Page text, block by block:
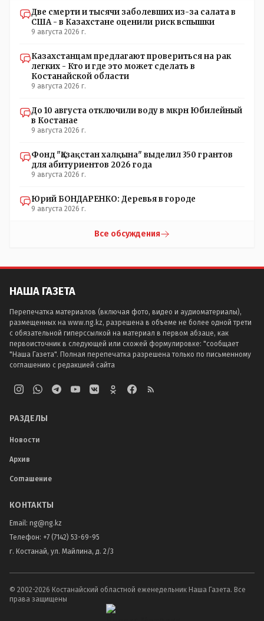
усмотрению: - их мгновенно лишать возможности идти
на выборы и не дадут им места в будущем Курултае: -
партиями.
Две смерти и тысячи заболевших из-за салата в
США - в Казахстане оценили риск вспышки
9 августа 2026 г.
Казахстанцам предлагают провериться на рак
легких - Кто и где это может сделать в
Костанайской области
9 августа 2026 г.
До 10 августа отключили воду в мкрн Юбилейный
в Костанае
9 августа 2026 г.
Фонд "Қазақстан халқына" выделил 350 грантов
для абитуриентов 2026 года
9 августа 2026 г.
Юрий БОНДАРЕНКО: Деревья в городе
9 августа 2026 г.
Все обсуждения
НАША ГАЗЕТА
Перепечатка материалов (включая фото, видео и аудиоматериалы),
размещенных на www.ng.kz, разрешена в объеме не более одной трети
с обязательной гиперссылкой на материал в первом абзаце, как
первоисточник в следующей или схожей формулировке: "сообщает
"Наша Газета". Полная перепечатка разрешена только по письменному
соглашению с редакцией сайта
РАЗДЕЛЫ
Новости
Архив
Соглашение
КОНТАКТЫ
Email: ng@ng.kz
Телефон: +7 (7142) 53-69-95
г. Костанай, ул. Майлина, д. 2/3
© 2002-2026 Костанайский областной еженедельник Наша Газета. Все
права защищены